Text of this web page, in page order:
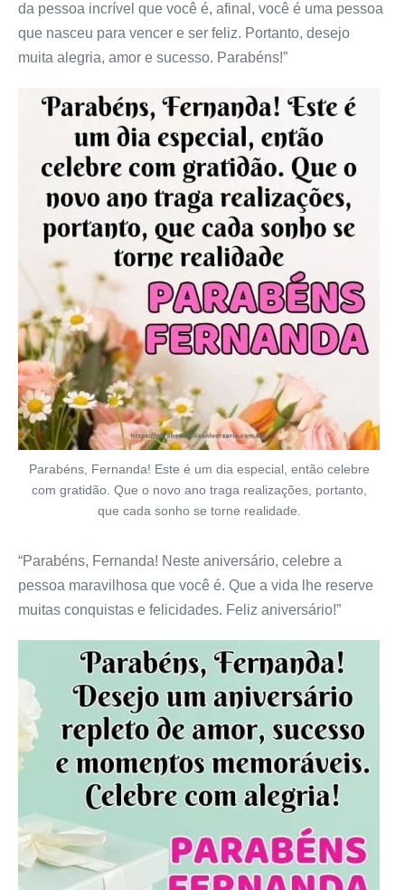
da pessoa incrível que você é, afinal, você é uma pessoa
que nasceu para vencer e ser feliz. Portanto, desejo
muita alegria, amor e sucesso. Parabéns!”
Parabéns, Fernanda! Este é um dia especial, então celebre
com gratidão. Que o novo ano traga realizações, portanto,
que cada sonho se torne realidade.
“Parabéns, Fernanda! Neste aniversário, celebre a
pessoa maravilhosa que você é. Que a vida lhe reserve
muitas conquistas e felicidades. Feliz aniversário!”